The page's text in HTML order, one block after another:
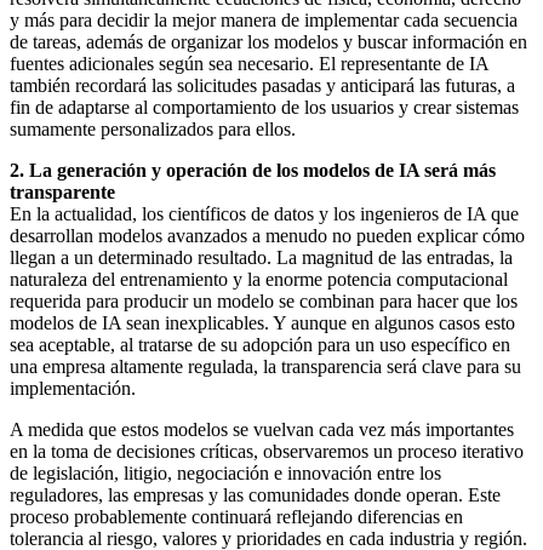
y más para decidir la mejor manera de implementar cada secuencia
de tareas, además de organizar los modelos y buscar información en
fuentes adicionales según sea necesario. El representante de IA
también recordará las solicitudes pasadas y anticipará las futuras, a
fin de adaptarse al comportamiento de los usuarios y crear sistemas
sumamente personalizados para ellos.
2. La generación y operación de los modelos de IA será más
transparente
En la actualidad, los científicos de datos y los ingenieros de IA que
desarrollan modelos avanzados a menudo no pueden explicar cómo
llegan a un determinado resultado. La magnitud de las entradas, la
naturaleza del entrenamiento y la enorme potencia computacional
requerida para producir un modelo se combinan para hacer que los
modelos de IA sean inexplicables. Y aunque en algunos casos esto
sea aceptable, al tratarse de su adopción para un uso específico en
una empresa altamente regulada, la transparencia será clave para su
implementación.
A medida que estos modelos se vuelvan cada vez más importantes
en la toma de decisiones críticas, observaremos un proceso iterativo
de legislación, litigio, negociación e innovación entre los
reguladores, las empresas y las comunidades donde operan. Este
proceso probablemente continuará reflejando diferencias en
tolerancia al riesgo, valores y prioridades en cada industria y región.